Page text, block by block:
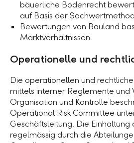
bäuerliche Bodenrecht
auf Basis der
Bewertungen von Bauland
Marktverhältnissen.
Operationelle und
Die operationellen und
mittels interner Reglemente und
Organisation und Kontrolle
Operational Risk Committee
Geschäftsleitung. Die Einhaltung
regelmässig durch die